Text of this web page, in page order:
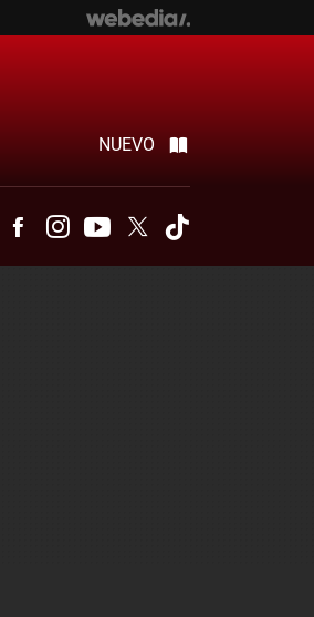
NUEVO
TelegramFacebookInstagramYoutubeTwitter